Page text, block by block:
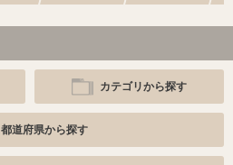
カテゴリから探す
都道府県から探す